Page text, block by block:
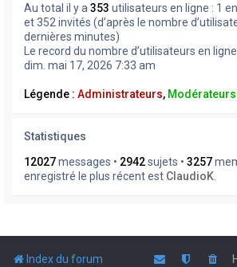
Au total il y a 353 utilisateurs en ligne : 1
et 352 invités (d’après le nombre
dernières minutes)
Le record du nombre d’utilisateurs en
dim. mai 17, 2026 7:33 am
Légende : Administrateurs,
Statistiques
12027messages • 2942sujets • 3257
enregistré le plus récent est ClaudioK
Index du forum